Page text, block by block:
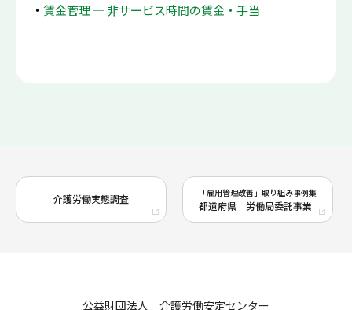
賃金管理 ― 非サービス時間の賃金・手当
介護労働実態調査 「雇用管理改善」取り組み事例集
都道府県 労働局委託事業
公益財団法人 介護労働安定センター